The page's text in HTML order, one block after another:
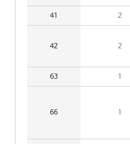
41 2
42 2
63 1
66 1